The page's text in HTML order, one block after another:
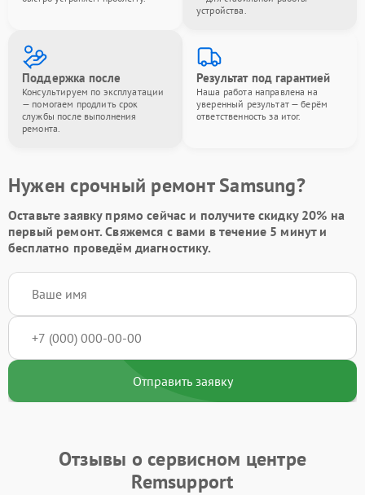
устройства.
Поддержка после
Консультируем по эксплуатации
— помогаем продлить срок
службы после выполнения
ремонта.
Результат под гарантией
Наша работа направлена на
уверенный результат — берём
ответственность за итог.
Нужен срочный ремонт Samsung?
Оставьте заявкупрямо сейчас и получите скидку 20% на
первый ремонт. Свяжемся с вами в течение 5 минут и
бесплатно проведём диагностику.
Отправить заявку
Отзывы о сервисном центре
Remsupport